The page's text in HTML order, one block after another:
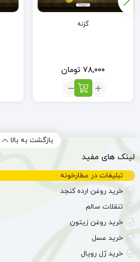
گزنه
۷۸,۰۰۰ تومان
تعداد:
گزنه
بازگشت به بالا
لینک های مفید
تبلیغات در عطارخونه
خرید روغن ارده کنجد
تنقلات سالم
خرید روغن زیتون
خرید عسل
خرید ژل رویال